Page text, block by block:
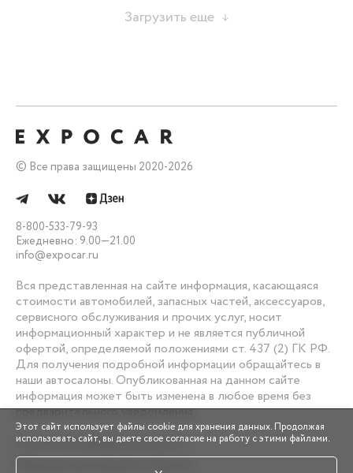
Загрузить еще
Все права защищены 2020-2026
8-800-533-79-93
Ежедневно: 9.00—21.00
info@expocar.ru
Вся представленная на сайте информация, касающаяся
стоимости автомобилей, запасных частей, аксессуаров,
сервисного обслуживания и прочих услуг, носит
информационный характер и не является публичной
офертой, определяемой положениями ст. 437 (2) ГК РФ.
Для получения подробной информации обращайтесь в
наши автосалоны. Опубликованная на данном сайте
информация может быть изменена в любое время без
предварительного уведомления.
Политика конфиденциальности
Этот сайт использует файлы cookie для хранения данных. Продолжая
использовать сайт, вы даете свое согласие на работу с этими файлами.